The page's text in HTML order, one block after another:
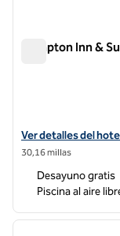
Hampton Inn &
Ver detalles del
Ver detalles del
30,16 millas
Desayuno gratis
Piscina al aire
1 de 12